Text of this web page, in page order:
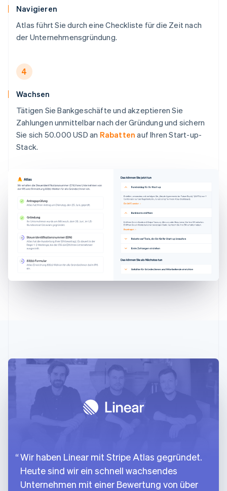
Navigieren
Atlas führt Sie durch eine Checkliste für die Zeit nach
der Unternehmensgründung.
4
Wachsen
Tätigen Sie Bankgeschäfte und akzeptieren Sie
Zahlungen unmittelbar nach der Gründung und sichern
Sie sich 50.000 USD an Rabatten auf Ihren Start-up-
Stack.
Wir haben Linear mit Stripe Atlas gegründet.
Heute sind wir ein schnell wachsendes
Unternehmen mit einer Bewertung von über